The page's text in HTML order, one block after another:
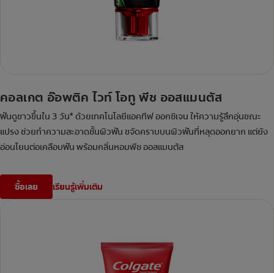
คอลเกต อ๊อพติค ไวท์ โอทู พีช ออสแมนตัส
ฟันดูขาวขึ้นใน 3 วัน* ด้วยเทคโนโลยีแอคทีฟ ออกซิเจน ให้ความรู้สึกอุ่นขณะ
แปรง ช่วยทำความสะอาดชั้นผิวฟัน ขจัดคราบบนผิวฟันที่หลุดออกยาก แต่ยัง
อ่อนโยนต่อเคลือบฟัน พร้อมกลิ่นหอมพีช ออสแมนตัส
ซื้อเลย เรียนรู้เพิ่มเติม